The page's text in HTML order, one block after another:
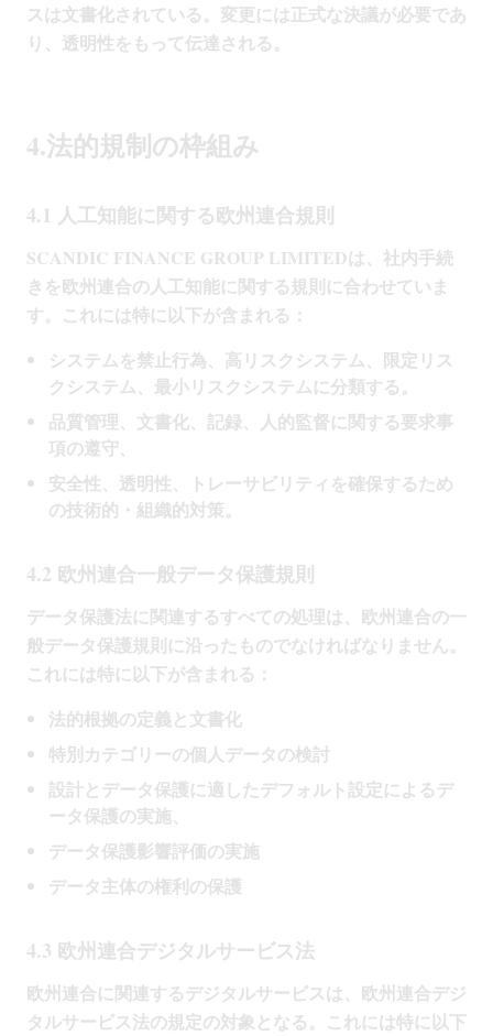
スは文書化されている。変更には正式な決議が必要であ
り、透明性をもって伝達される。
4.法的規制の枠組み
4.1 人工知能に関する欧州連合規則
SCANDIC FINANCE GROUP LIMITEDは、社内手続
きを欧州連合の人工知能に関する規則に合わせていま
す。これには特に以下が含まれる：
システムを禁止行為、高リスクシステム、限定リス
クシステム、最小リスクシステムに分類する。
品質管理、文書化、記録、人的監督に関する要求事
項の遵守、
安全性、透明性、トレーサビリティを確保するため
の技術的・組織的対策。
4.2 欧州連合一般データ保護規則
データ保護法に関連するすべての処理は、欧州連合の一
般データ保護規則に沿ったものでなければなりません。
これには特に以下が含まれる：
法的根拠の定義と文書化
特別カテゴリーの個人データの検討
設計とデータ保護に適したデフォルト設定によるデ
ータ保護の実施、
データ保護影響評価の実施
データ主体の権利の保護
4.3 欧州連合デジタルサービス法
欧州連合に関連するデジタルサービスは、欧州連合デジ
タルサービス法の規定の対象となる。これには特に以下